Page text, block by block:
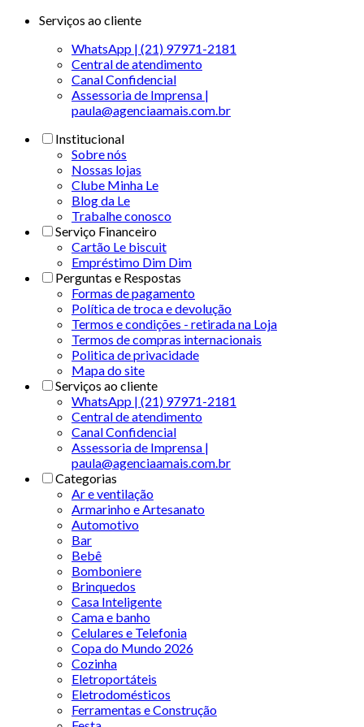
Serviços ao cliente
WhatsApp | (21) 97971-2181
Central de atendimento
Canal Confidencial
Assessoria de Imprensa |
paula@agenciaamais.com.br
Institucional
Sobre nós
Nossas lojas
Clube Minha Le
Blog da Le
Trabalhe conosco
Serviço Financeiro
Cartão Le biscuit
Empréstimo Dim Dim
Perguntas e Respostas
Formas de pagamento
Política de troca e devolução
Termos e condições - retirada na Loja
Termos de compras internacionais
Politica de privacidade
Mapa do site
Serviços ao cliente
WhatsApp | (21) 97971-2181
Central de atendimento
Canal Confidencial
Assessoria de Imprensa |
paula@agenciaamais.com.br
Categorias
Ar e ventilação
Armarinho e Artesanato
Automotivo
Bar
Bebê
Bomboniere
Brinquedos
Casa Inteligente
Cama e banho
Celulares e Telefonia
Copa do Mundo 2026
Cozinha
Eletroportáteis
Eletrodomésticos
Ferramentas e Construção